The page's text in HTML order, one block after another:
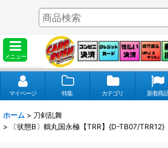
メニュー
マイページ 特集 カテゴリ 新着商品
ホーム > 刀剣乱舞
>
〔状態B〕鶴丸国永極【TRR】{D-TB07/TRR12}